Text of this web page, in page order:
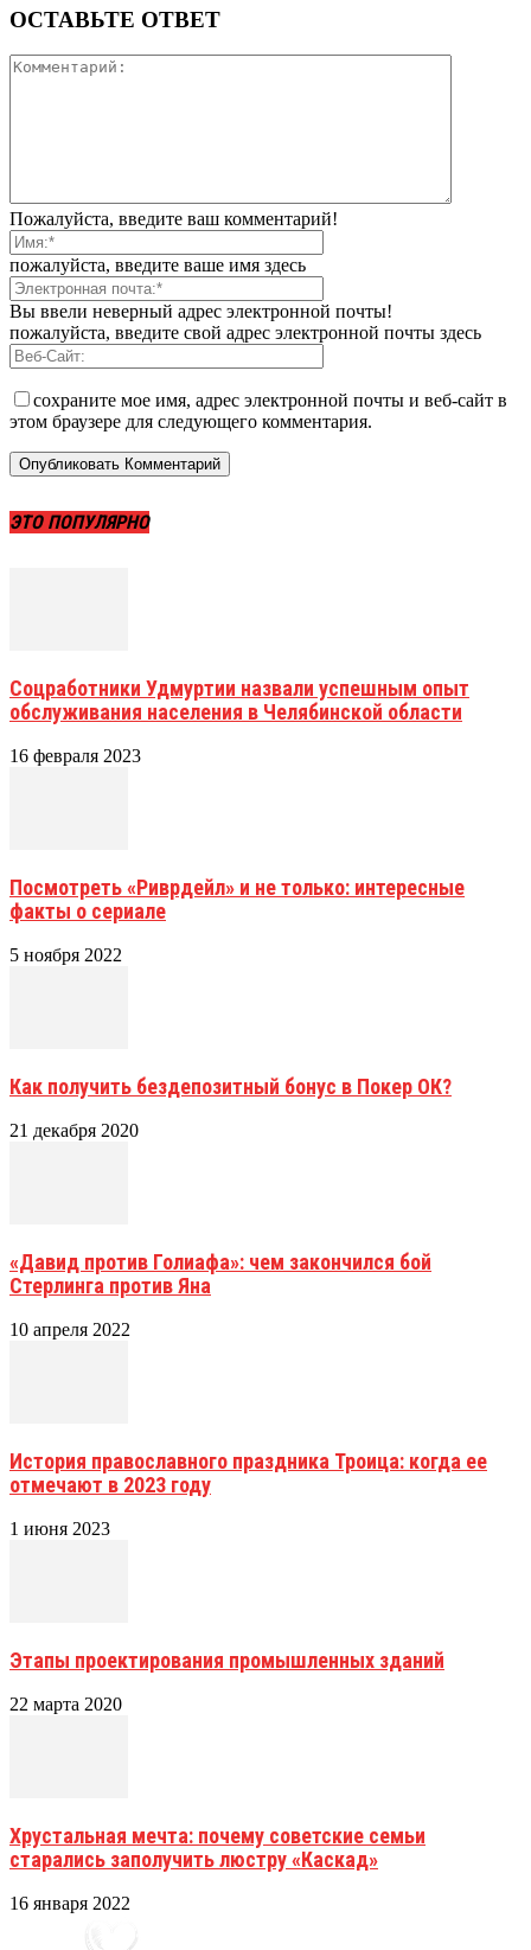
ОСТАВЬТЕ ОТВЕТ
Пожалуйста, введите ваш комментарий!
пожалуйста, введите ваше имя здесь
Вы ввели неверный адрес электронной почты!
пожалуйста, введите свой адрес электронной почты здесь
сохраните мое имя, адрес электронной почты и веб-сайт в
этом браузере для следующего комментария.
ЭТО ПОПУЛЯРНО
Соцработники Удмуртии назвали успешным опыт
обслуживания населения в Челябинской области
16 февраля 2023
Посмотреть «Риврдейл» и не только: интересные
факты о сериале
5 ноября 2022
Как получить бездепозитный бонус в Покер ОК?
21 декабря 2020
«Давид против Голиафа»: чем закончился бой
Стерлинга против Яна
10 апреля 2022
История православного праздника Троица: когда ее
отмечают в 2023 году
1 июня 2023
Этапы проектирования промышленных зданий
22 марта 2020
Хрустальная мечта: почему советские семьи
старались заполучить люстру «Каскад»
16 января 2022